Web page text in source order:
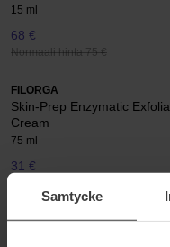
Samtycke
15 ml
68 €
Normaali hinta 75 €
FILORGA
Skin-Prep Enzymatic
Cream
75 ml
31 €
FILORGA